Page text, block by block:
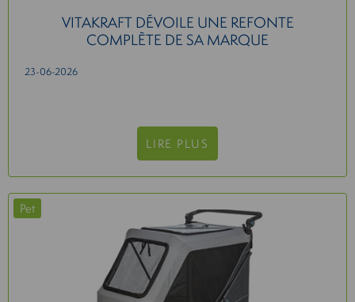
VITAKRAFT DÉVOILE UNE REFONTE
COMPLÈTE DE SA MARQUE
23-06-2026
LIRE PLUS
Pet